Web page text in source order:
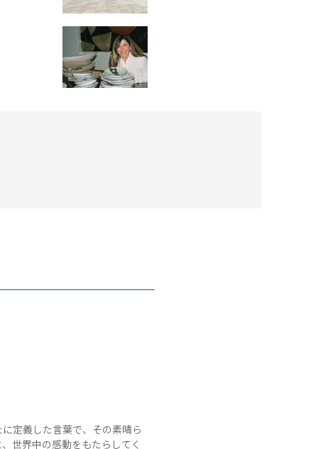
定義した言葉で、その素晴ら
世界中の感動をもたらしてく